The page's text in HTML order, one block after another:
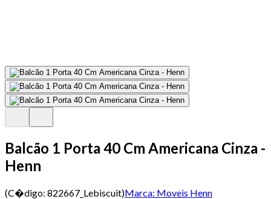
Balcão 1 Porta 40 Cm Americana Cinza -
Henn
(C�digo: 822667_Lebiscuit)Marca: Moveis Henn